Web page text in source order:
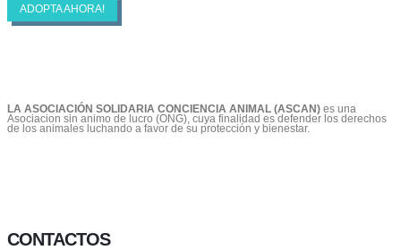
ADOPTA AHORA!
LA ASOCIACIÓN SOLIDARIA CONCIENCIA ANIMAL (ASCAN) es una
Asociacion sin animo de lucro (ONG), cuya finalidad es defender los derechos
de los animales luchando a favor de su protección y bienestar.
CONTACTOS